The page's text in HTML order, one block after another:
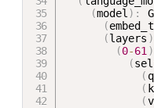
(model ) :
(
(layers )
(0-61 )
(
(
(
(